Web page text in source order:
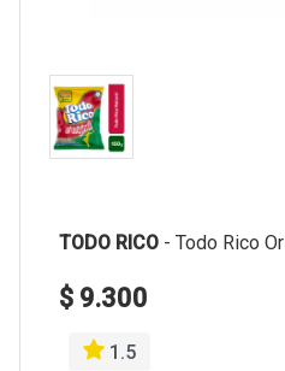
TODO RICO - Todo Rico
$ 9.300
1.5